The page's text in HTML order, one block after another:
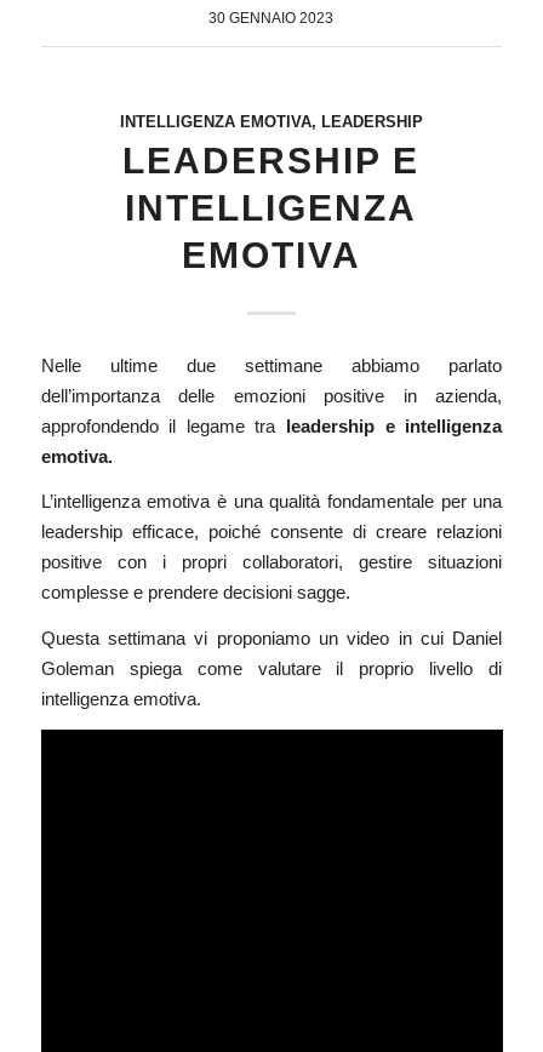
30 GENNAIO 2023
INTELLIGENZA EMOTIVA, LEADERSHIP
LEADERSHIP E
INTELLIGENZA
EMOTIVA
Nelle ultime due settimane abbiamo parlato
dell’importanza delle emozioni positive in azienda,
approfondendo il legame tra leadership eintelligenza
emotiva.
L’intelligenza emotiva è una qualità fondamentale per una
leadership efficace, poiché consente di creare relazioni
positive con i propri collaboratori, gestire situazioni
complesse e prendere decisioni sagge.
Questa settimana vi proponiamo un video in cui Daniel
Golemanspiega come valutare il proprio livello di
intelligenza emotiva.